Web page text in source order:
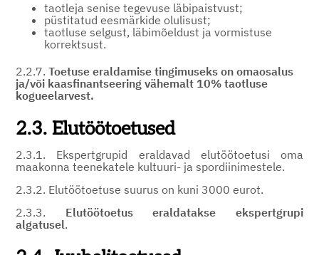
taotleja senise tegevuse läbipaistvust;
püstitatud eesmärkide olulisust;
taotluse selgust, läbimõeldust ja vormistuse
korrektsust.
2.2.7. Toetuse eraldamise tingimuseks on omaosalus
ja/või kaasfinantseering vähemalt 10% taotluse
kogueelarvest.
2.3. Elutöötoetused
2.3.1. Ekspertgrupid eraldavad elutöötoetusi oma
maakonna teenekatele kultuuri- ja spordiinimestele.
2.3.2. Elutöötoetuse suurus on kuni 3000 eurot.
2.3.3. Elutöötoetus eraldatakse ekspertgrupi
algatusel.